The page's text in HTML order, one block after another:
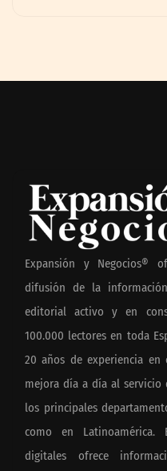
Expansión y Negocios®
difusión de la
editorial activo y en
100.000 lectores en toda
20 años de experiencia en
mejora día a día al servicio
los principales
como en Latinoamérica.
digitales ofrece